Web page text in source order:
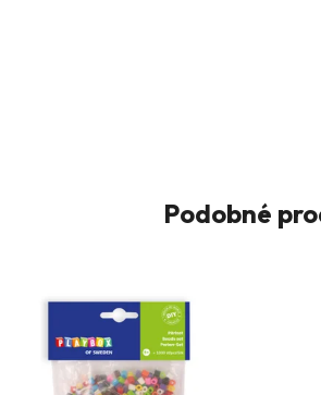
Podobné